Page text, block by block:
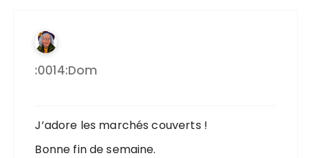
:0014:dom
J’adore les marchés couverts !
Bonne fin de semaine.